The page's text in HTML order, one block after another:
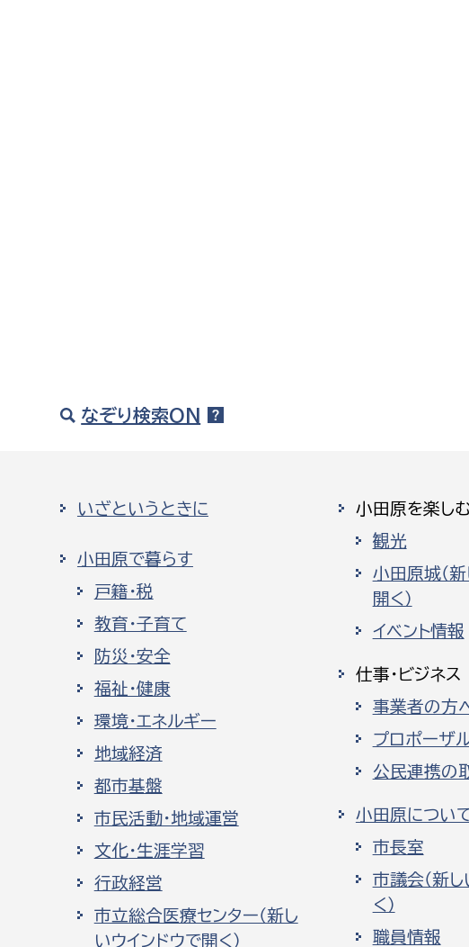
なぞり検索ON
いざというときに
小田原で暮らす
戸籍・税
教育・子育て
防災・安全
福祉・健康
環境・エネルギー
地域経済
都市基盤
市民活動・地域運営
文化・生涯学習
行政経営
市立総合医療センター（新し
いウインドウで開く）
小田原を楽し
観光
小田原城（
開く）
イベント情報
仕事・ビジネス
事業者の方
プロポーザ
公民連携の
小田原につい
市長室
市議会（新し
く）
職員情報